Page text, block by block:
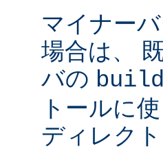
マイナー
場合は、
バの build
トールに
ディレク